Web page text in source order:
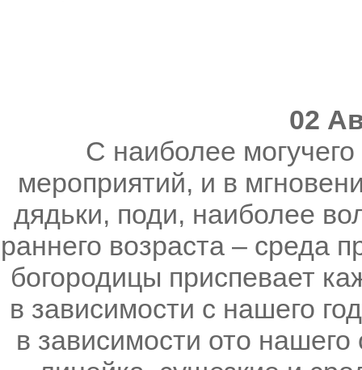
02
С наиболее
мероприятий, и в
дядьки, поди, наиболее
раннего возраста – среда
богородицы приспевает
в зависимости с нашего
в зависимости ото